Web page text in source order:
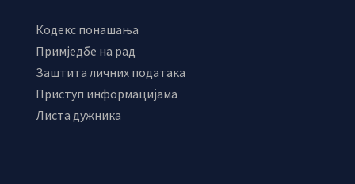
Кодекс понашања
Примједбе на рад
Заштита личних података
Приступ информацијама
Листа дужника